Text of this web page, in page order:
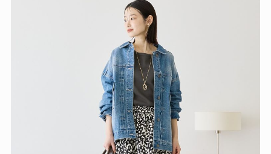
レオパード・ブラック・グレーベージュ・
チャコールグレー・フラワー